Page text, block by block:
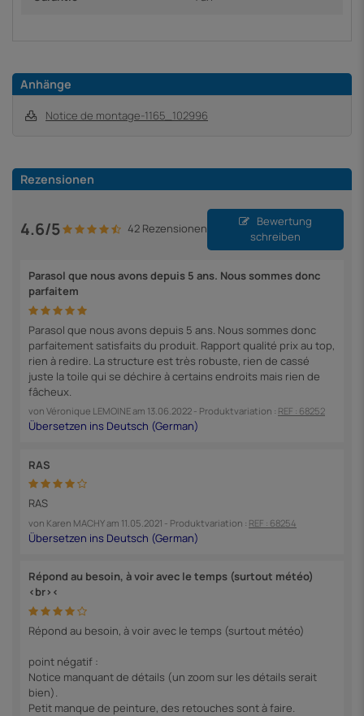
Anhänge
Notice de montage-1165_102996
Rezensionen
4.6/5 42 Rezensionen
Bewertung
schreiben
Parasol que nous avons depuis 5 ans. Nous sommes donc
parfaitem
Parasol que nous avons depuis 5 ans. Nous sommes donc
parfaitement satisfaits du produit. Rapport qualité prix au top,
rien à redire. La structure est très robuste, rien de cassé
juste la toile qui se déchire à certains endroits mais rien de
fâcheux.
von Véronique LEMOINEam 13.06.2022 - Produktvariation : REF : 68252
RAS
RAS
von Karen MACHYam 11.05.2021 - Produktvariation : REF : 68254
Répond au besoin, à voir avec le temps (surtout météo)
<br><
Répond au besoin, à voir avec le temps (surtout météo)
point négatif :
Notice manquant de détails (un zoom sur les détails serait
bien).
Petit manque de peinture, des retouches sont à faire.